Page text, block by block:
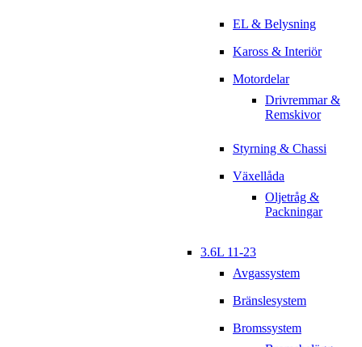
EL & Belysning
Kaross & Interiör
Motordelar
Drivremmar &
Remskivor
Styrning & Chassi
Växellåda
Oljetråg &
Packningar
3.6L 11-23
Avgassystem
Bränslesystem
Bromssystem